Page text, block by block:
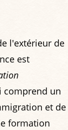
l'extérieur de
est
comprend un
et de
formation